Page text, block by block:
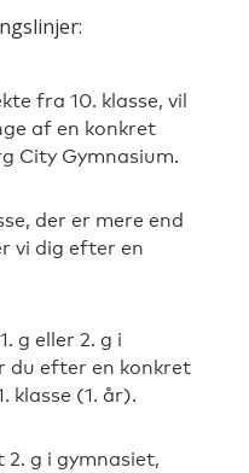
fra 10. klasse, vil
af en konkret
City Gymnasium.
der er mere end
vi dig efter en
g eller 2. g i
du efter en konkret
klasse (1. år).
g i gymnasiet,